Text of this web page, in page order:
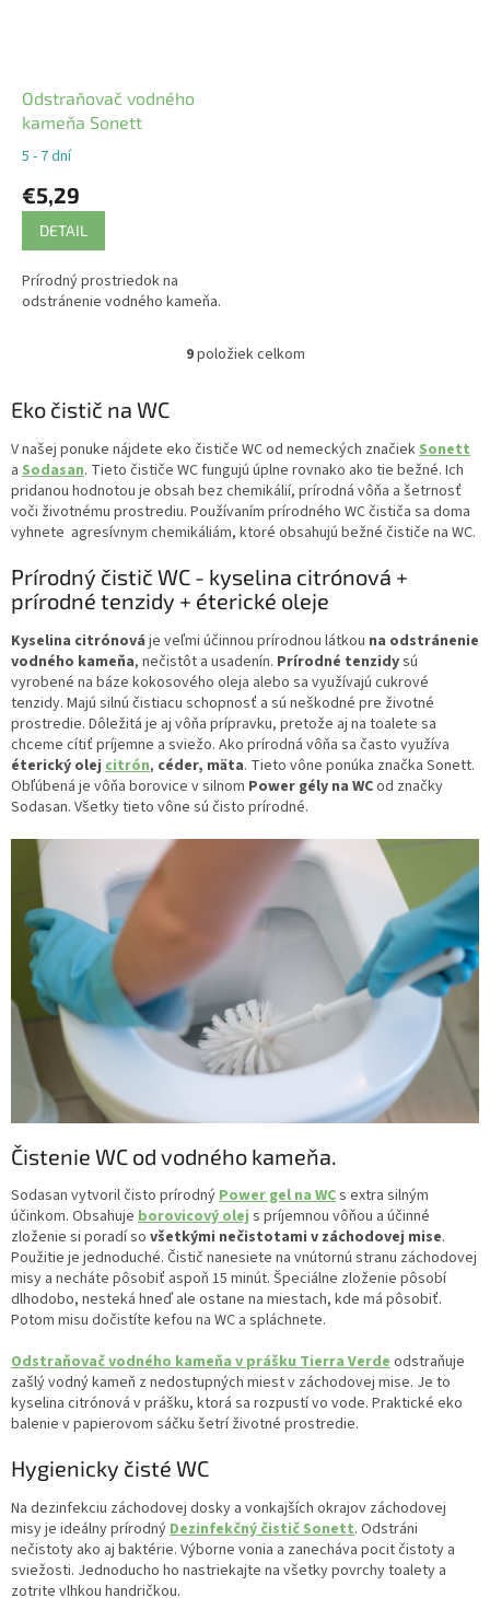
Odstraňovač vodného
kameňa Sonett
5 - 7 dní
€5,29
DETAIL
Prírodný prostriedok na
odstránenie vodného kameňa.
O
d
a
c
i
e
r
v
k
y
v
ý
p
i
s
u
9položiek celkom
Eko čistič na WC
V našej ponuke nájdete eko čističe WC od nemeckých značiek Sonett
a Sodasan. Tieto čističe WC fungujú úplne rovnako ako tie bežné. Ich
pridanou hodnotou je obsah bez chemikálií, prírodná vôňa a šetrnosť
voči životnému prostrediu. Používaním prírodného WC čističa sa doma
vyhnete agresívnym chemikáliám, ktoré obsahujú bežné čističe na WC.
Prírodný čistič WC - kyselina citrónová +
prírodné tenzidy + éterické oleje
Kyselina citrónová je veľmi účinnou prírodnou látkou na odstránenie
vodného kameňa, nečistôt a usadenín. Prírodné tenzidysú
vyrobené na báze kokosového oleja alebo sa využívajú cukrové
tenzidy. Majú silnú čistiacu schopnosť a sú neškodné pre životné
prostredie. Dôležitá je aj vôňa prípravku, pretože aj na toalete sa
chceme cítiť príjemne a sviežo. Ako prírodná vôňa sa často využíva
éterický olej citrón, céder, mäta. Tieto vône ponúka značka Sonett.
Obľúbená je vôňa borovice v silnom Power gély na WCod značky
Sodasan. Všetky tieto vône sú čisto prírodné.
Čistenie WC od vodného kameňa.
Sodasan vytvoril čisto prírodnýPower gel na WCs extra silným
účinkom. Obsahuje borovicový olej s príjemnou vôňou a účinné
zloženie si poradí so všetkými nečistotami v záchodovej mise.
Použitie je jednoduché. Čistič nanesiete na vnútornú stranu záchodovej
misy a necháte pôsobiť aspoň 15 minút. Špeciálne zloženie pôsobí
dlhodobo, nesteká hneď ale ostane na miestach, kde má pôsobiť.
Potom misu dočistíte kefou na WC a spláchnete.
Odstraňovač vodného kameňa v prášku Tierra Verdeodstraňuje
zašlý vodný kameň z nedostupných miest v záchodovej mise. Je to
kyselina citrónová v prášku, ktorá sa rozpustí vo vode. Praktické eko
balenie v papierovom sáčku šetrí životné prostredie.
Hygienicky čisté WC
Na dezinfekciu záchodovej dosky a vonkajších okrajov záchodovej
misy je ideálny prírodný Dezinfekčný čistič Sonett. Odstráni
nečistoty ako aj baktérie. Výborne vonia a zanecháva pocit čistoty a
sviežosti. Jednoducho ho nastriekajte na všetky povrchy toalety a
zotrite vlhkou handričkou.